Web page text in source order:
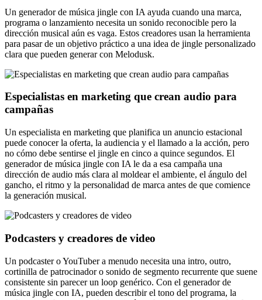
Un generador de música jingle con IA ayuda cuando una marca,
programa o lanzamiento necesita un sonido reconocible pero la
dirección musical aún es vaga. Estos creadores usan la herramienta
para pasar de un objetivo práctico a una idea de jingle personalizado
clara que pueden generar con Melodusk.
Especialistas en marketing que crean audio para
campañas
Un especialista en marketing que planifica un anuncio estacional
puede conocer la oferta, la audiencia y el llamado a la acción, pero
no cómo debe sentirse el jingle en cinco a quince segundos. El
generador de música jingle con IA le da a esa campaña una
dirección de audio más clara al moldear el ambiente, el ángulo del
gancho, el ritmo y la personalidad de marca antes de que comience
la generación musical.
Podcasters y creadores de video
Un podcaster o YouTuber a menudo necesita una intro, outro,
cortinilla de patrocinador o sonido de segmento recurrente que suene
consistente sin parecer un loop genérico. Con el generador de
música jingle con IA, pueden describir el tono del programa, la